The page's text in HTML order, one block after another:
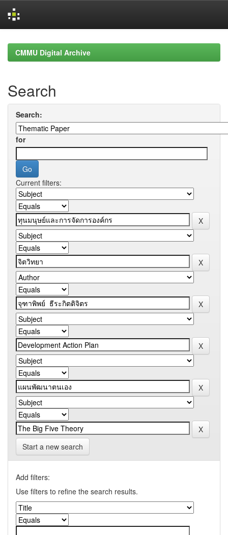
navigationCMMU Digital Archive
Search
Search:
for
Current filters:
Start a new search
Add filters:
Use filters to refine the search results.